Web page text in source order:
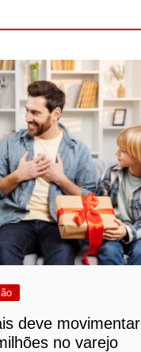
deve movimentar
no varejo